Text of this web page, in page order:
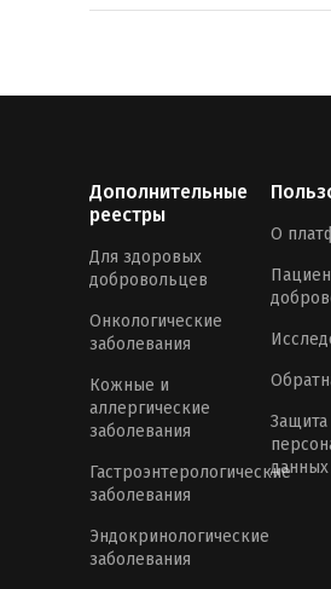
Дополнительные
реестры
Для здоровых
добровольцев
Онкологические
заболевания
Кожные и
аллергические
заболевания
Гастроэнтерологические
заболевания
Эндокринологические
заболевания
О
Защита
данных